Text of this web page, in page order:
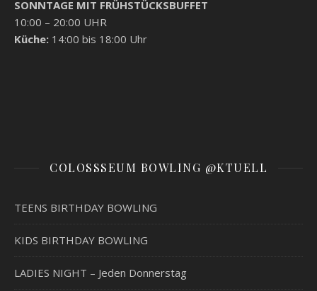
SONNTAGE MIT FRÜHSTÜCKSBUFFET
10:00 – 20:00 UHR
Küche: 14:00 bis 18:00 Uhr
COLOSSSEUM BOWLING @KTUELL
TEENS BIRTHDAY BOWLING
KIDS BIRTHDAY BOWLING
LADIES NIGHT – Jeden Donnerstag